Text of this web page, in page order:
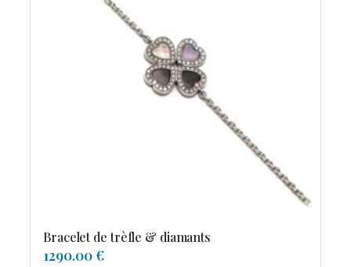
Bracelet de trèfle & diamants
1290.00 €